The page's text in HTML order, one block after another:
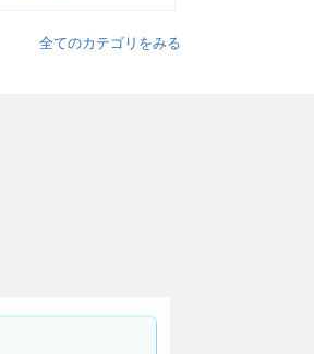
全てのカテゴリをみる